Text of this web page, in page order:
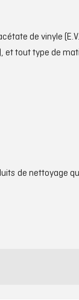
de vinyle
tout type de
de nettoyage